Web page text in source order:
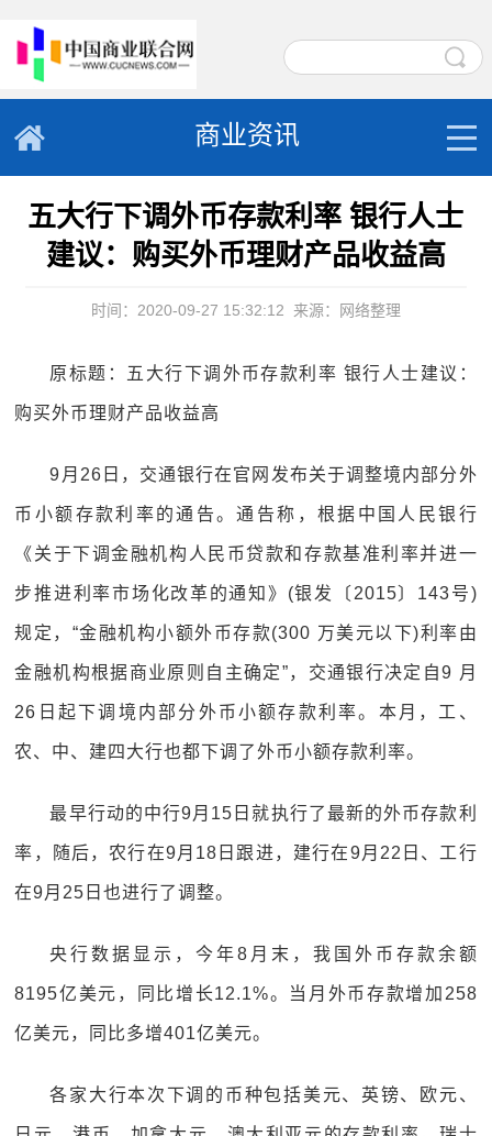
商业资讯
五大行下调外币存款利率 银行人士
建议：购买外币理财产品收益高
时间：2020-09-27 15:32:12 来源：网络整理
原标题：五大行下调外币存款利率 银行人士建议：
购买外币理财产品收益高
9月26日，交通银行在官网发布关于调整境内部分外
币小额存款利率的通告。通告称，根据中国人民银行
《关于下调金融机构人民币贷款和存款基准利率并进一
步推进利率市场化改革的通知》(银发〔2015〕143号)
规定，“金融机构小额外币存款(300 万美元以下)利率由
金融机构根据商业原则自主确定”，交通银行决定自9 月
26日起下调境内部分外币小额存款利率。本月，工、
农、中、建四大行也都下调了外币小额存款利率。
最早行动的中行9月15日就执行了最新的外币存款利
率，随后，农行在9月18日跟进，建行在9月22日、工行
在9月25日也进行了调整。
央行数据显示，今年8月末，我国外币存款余额
8195亿美元，同比增长12.1%。当月外币存款增加258
亿美元，同比多增401亿美元。
各家大行本次下调的币种包括美元、英镑、欧元、